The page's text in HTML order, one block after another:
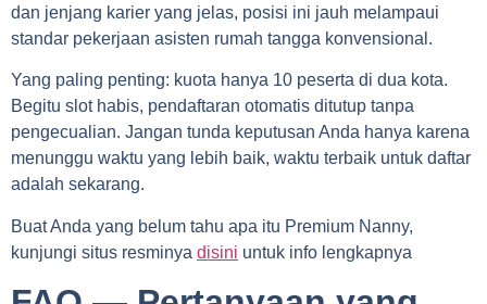
dan jenjang karier yang jelas, posisi ini jauh melampaui
standar pekerjaan asisten rumah tangga konvensional.
Yang paling penting: kuota hanya 10 peserta di dua kota.
Begitu slot habis, pendaftaran otomatis ditutup tanpa
pengecualian. Jangan tunda keputusan Anda hanya karena
menunggu waktu yang lebih baik, waktu terbaik untuk daftar
adalah sekarang.
Buat Anda yang belum tahu apa itu Premium Nanny,
kunjungi situs resminya disini untuk info lengkapnya